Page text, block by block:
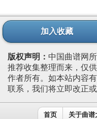
加入收藏
版权声明： 中国曲谱网
推荐收集整理而来，仅
作者所有。如本站内容
联系，我们将立即改正或
首页 关于曲谱